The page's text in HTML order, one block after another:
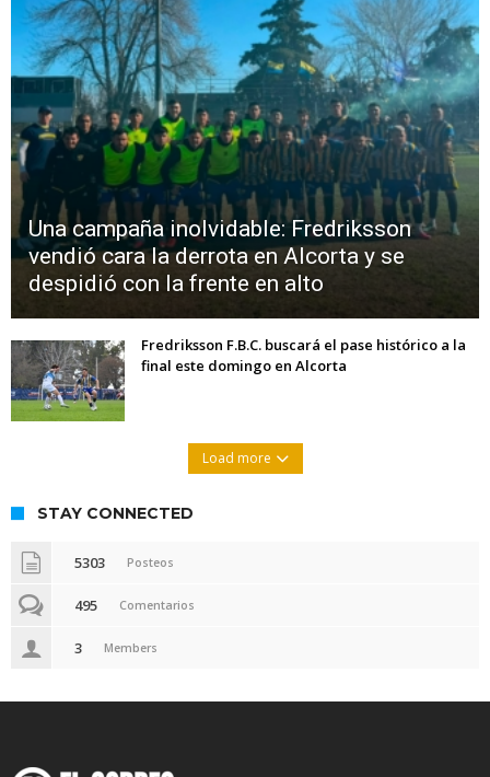
Una campaña inolvidable: Fredriksson
vendió cara la derrota en Alcorta y se
despidió con la frente en alto
Fredriksson F.B.C. buscará el pase histórico a la
final este domingo en Alcorta
Load more
STAY CONNECTED
5303 Posteos
495 Comentarios
3 Members